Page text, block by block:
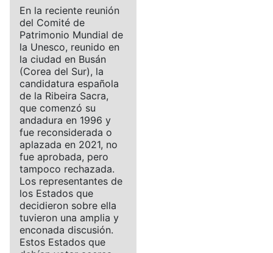
En la reciente reunión
del Comité de
Patrimonio Mundial de
la Unesco, reunido en
la ciudad en Busán
(Corea del Sur), la
candidatura española
de la Ribeira Sacra,
que comenzó su
andadura en 1996 y
fue reconsiderada o
aplazada en 2021, no
fue aprobada, pero
tampoco rechazada.
Los representantes de
los Estados que
decidieron sobre ella
tuvieron una amplia y
enconada discusión.
Estos Estados que